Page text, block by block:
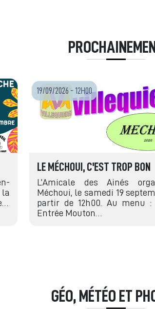
19/09/2026 - 12H00
LE MÉCHOUI, C'EST TROP BON
L’Amicale des Ainés
Méchoui, le samedi 19
partir de 12h00. Au menu
Entrée Mouton…
GÉO, MÉTÉO ET